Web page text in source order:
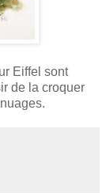
Eiffel sont
de la croquer